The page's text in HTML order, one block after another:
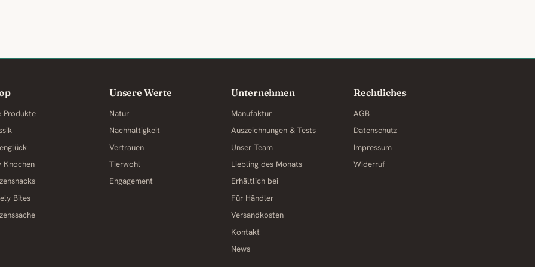
Produkte
Knochen
Bites
Unsere Werte
Natur
Nachhaltigkeit
Vertrauen
Tierwohl
Engagement
Unternehmen
Manufaktur
Auszeichnungen & Tests
Unser Team
Liebling des Monats
Erhältlich bei
Für Händler
Versandkosten
Kontakt
News
Rechtliches
AGB
Datenschutz
Impressum
Widerruf